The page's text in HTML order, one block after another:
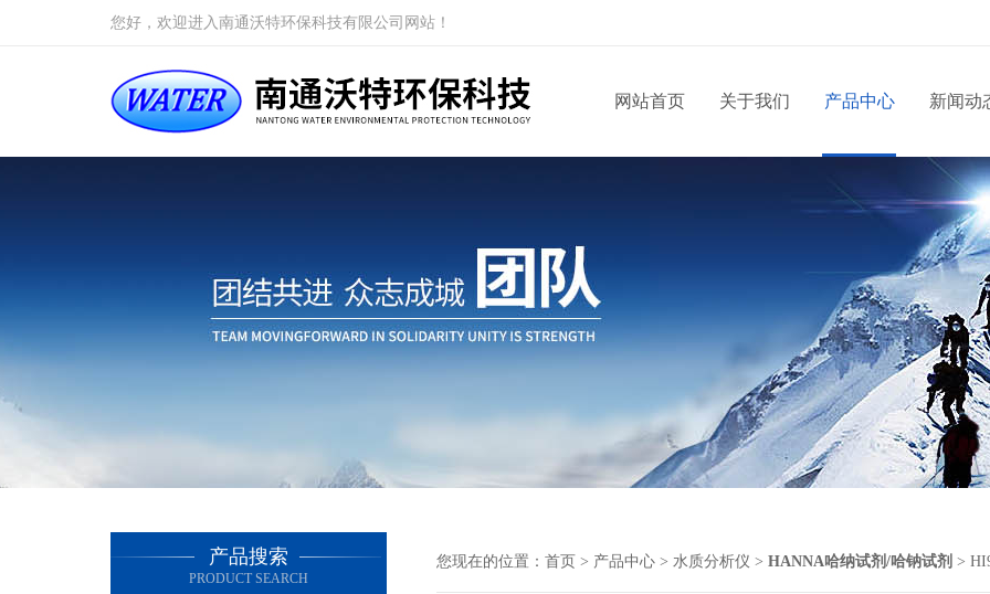
您好，欢迎进入南通沃特环保科技有限公司网站！
网站首页 关于我们 产品中心 新闻动
产品搜索
PRODUCT SEARCH
您现在的位置： 首页 > 产品中心 > 水质分析仪 > HANNA哈纳试剂/哈钠试剂 >